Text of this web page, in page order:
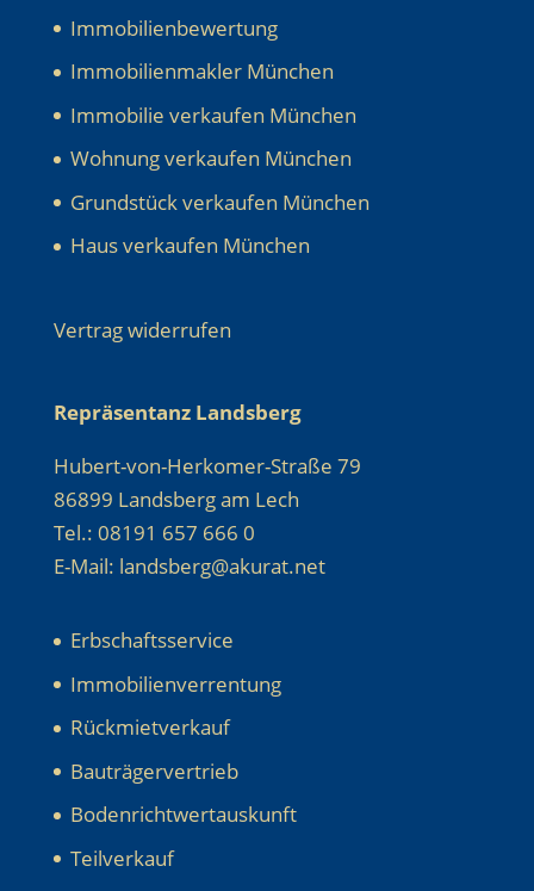
Immobilienbewertung
Immobilienmakler München
Immobilie verkaufen München
Wohnung verkaufen München
Grundstück verkaufen München
Haus verkaufen München
Vertrag widerrufen
Repräsentanz Landsberg
Hubert-von-Herkomer-Straße 79
86899 Landsberg am Lech
Tel.: 08191 657 666 0
E-Mail: landsberg@akurat.net
Erbschaftsservice
Immobilienverrentung
Rückmietverkauf
Bauträgervertrieb
Bodenrichtwertauskunft
Teilverkauf